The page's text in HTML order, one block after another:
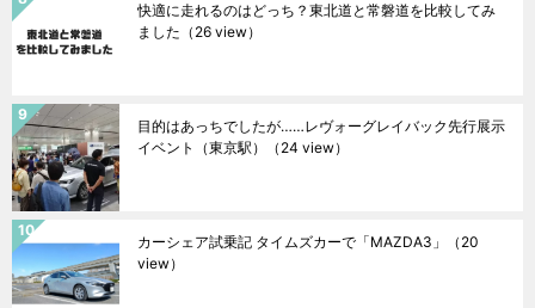
快適に走れるのはどっち？東北道と常磐道を比較してみ
ました （26 view）
目的はあっちでしたが……レヴォーグレイバック先行展示
イベント（東京駅）
（24 view）
カーシェア試乗記 タイムズカーで「MAZDA3」
（20
view）